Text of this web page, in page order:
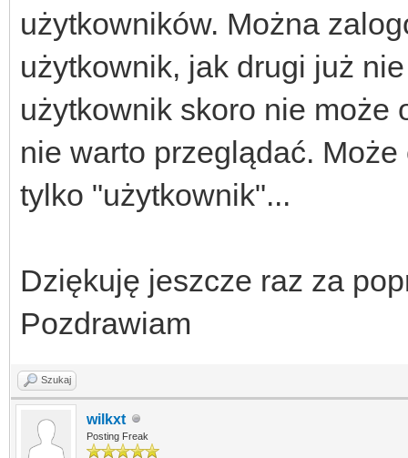
użytkowników. Można
użytkownik, jak drugi już
użytkownik skoro nie może
nie warto przeglądać.
tylko "użytkownik"...
Dziękuję jeszcze raz za
Pozdrawiam
Szukaj
wilkxt
Posting Freak